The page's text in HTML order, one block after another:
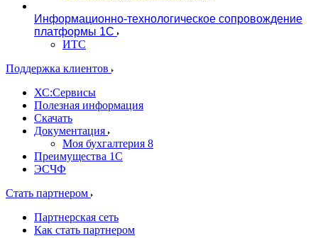
Информационно-технологическое сопровождение
платформы 1С
ИТС
Поддержка клиентов
ХС:Сервисы
Полезная информация
Скачать
Документация
Моя бухгалтерия 8
Преимущества 1С
ЭСЧФ
Стать партнером
Партнерская сеть
Как стать партнером